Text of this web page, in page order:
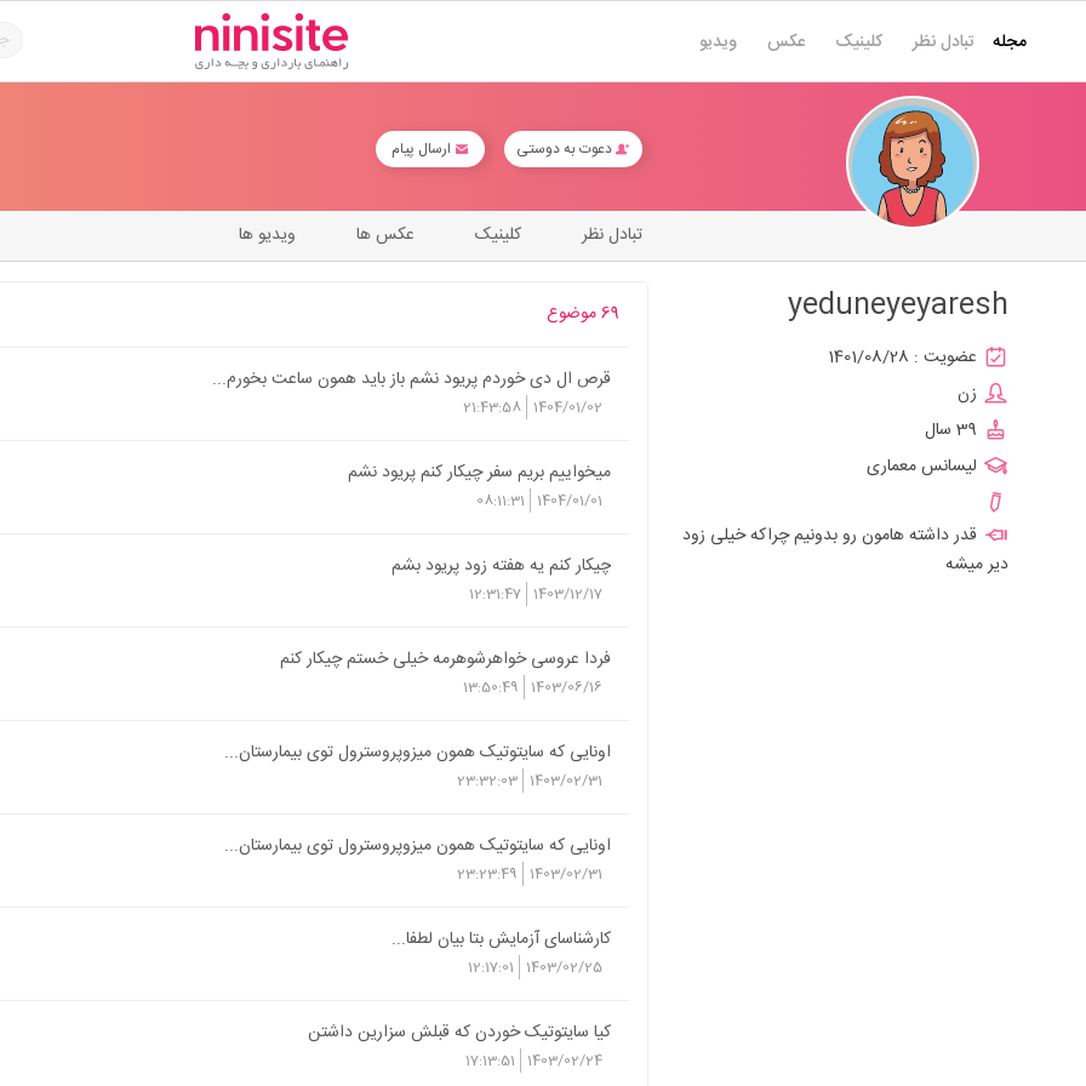
مجله تبادل نظر کلینیک عکس ویدیو
دعوت به دوستی ارسال پیام
ویدیو ها عکس ها کلینیک تبادل نظر
yeduneyeyaresh
عضویت : 1401/08/28
زن
39 سال
لیسانس معماری
قدر داشته هامون رو بدونیم چراکه خیلی زود
دیر میشه
69 موضوع
قرص ال دی خوردم پریود نشم باز باید همون ساعت بخورم...
1404/01/02
21:43:58
میخواییم بریم سفر چیکار کنم پریود نشم
1404/01/01
08:11:31
چیکار کنم یه هفته زود پریود بشم
1403/12/17
12:31:47
فردا عروسی خواهرشوهرمه خیلی خستم چیکار کنم
1403/06/16
13:50:49
اونایی که سایتوتیک همون میزوپروسترول توی بیمارستان...
1403/02/31
23:32:03
اونایی که سایتوتیک همون میزوپروسترول توی بیمارستان...
1403/02/31
23:23:49
کارشناسای آزمایش بتا بیان لطفا...
1403/02/25
12:17:01
کیا سایتوتیک خوردن‌ که قبلش سزارین داشتن
1403/02/24
17:13:51